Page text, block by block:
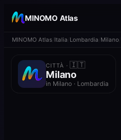
MINOMO Atlas
MINOMO Atlas Italia Lombardia Milano
CITTÀ ·🇮🇹
Milano
in Milano · Lombardia